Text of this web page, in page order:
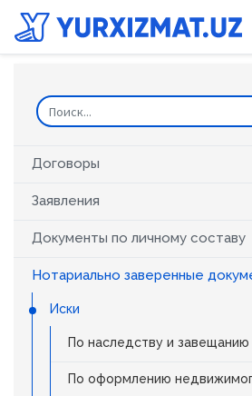
Договоры
Заявления
Документы по личному составу
Нотариально заверенные
Иски
По наследству и завещанию
По оформлению